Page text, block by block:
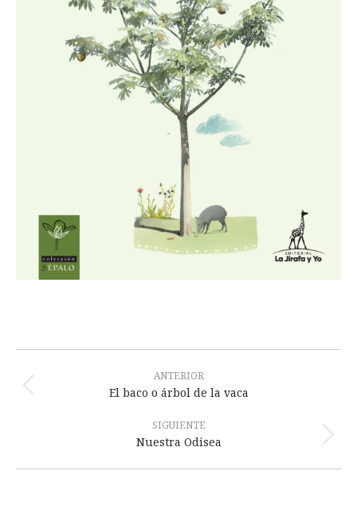
entre
publicaciones
ANTERIOR
Publicación
El baco o árbol de la vaca
SIGUIENTE
Publicación
Nuestra Odisea